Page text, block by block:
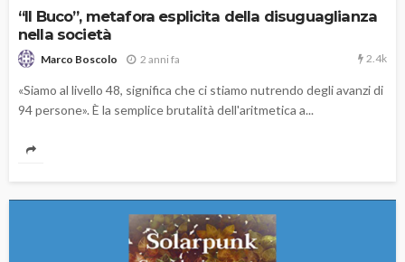
“Il Buco”, metafora esplicita della disuguaglianza
nella società
Marco Boscolo 2 anni fa 2.4k
«Siamo al livello 48, significa che ci stiamo nutrendo degli avanzi di
94 persone». È la semplice brutalità dell'aritmetica a...